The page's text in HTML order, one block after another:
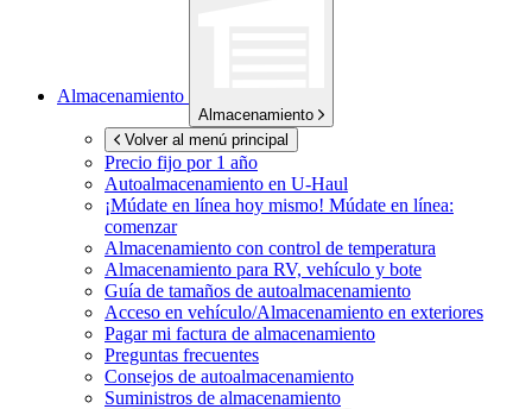
Almacenamiento
Almacenamiento
Volver al menú principal
Precio fijo por 1 año
Autoalmacenamiento en U-Haul
¡Múdate en línea hoy mismo! Múdate en línea:
comenzar
Almacenamiento con control de temperatura
Almacenamiento para RV, vehículo y bote
Guía de tamaños de autoalmacenamiento
Acceso en vehículo/Almacenamiento en exteriores
Pagar mi factura de almacenamiento
Preguntas frecuentes
Consejos de autoalmacenamiento
Suministros de almacenamiento